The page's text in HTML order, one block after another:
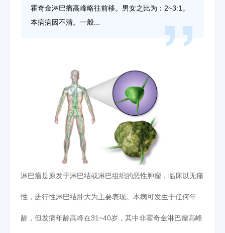
霍奇金淋巴瘤高峰略往前移。男女之比为：2~3:1。
本病病因不清。一般...
淋巴瘤是原发于淋巴结或淋巴组织的恶性肿瘤，临床以无痛
性，进行性淋巴结肿大为主要表现。本病可发生于任何年
龄，但发病年龄高峰在31~40岁，其中非霍奇金淋巴瘤高峰